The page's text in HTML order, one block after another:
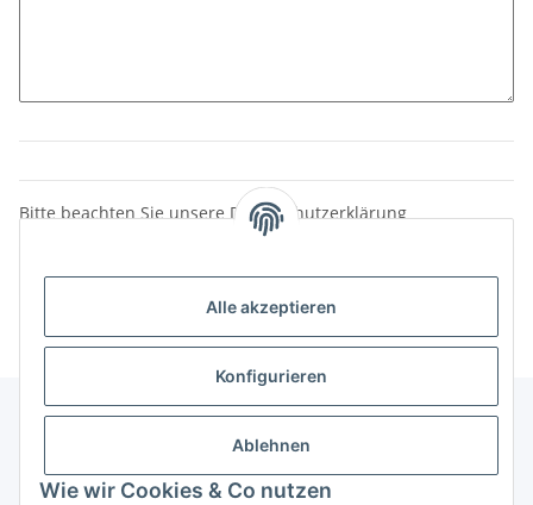
Alle akzeptieren
Konfigurieren
Ablehnen
Wie wir Cookies & Co nutzen
Bitte beachten Sie unsere Datenschutzerklärung